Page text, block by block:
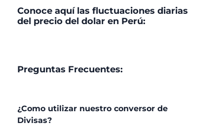
Conoce aquí las fluctuaciones diarias
del precio del dolar en Perú:
Preguntas Frecuentes:
¿Como utilizar nuestro conversor de
Divisas?